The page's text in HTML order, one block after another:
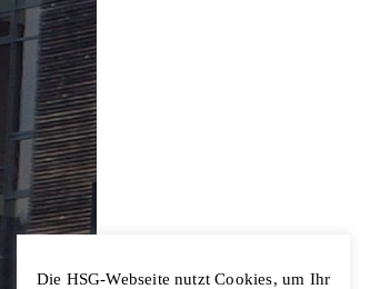
Die HSG-Webseite nutzt Cookies, um Ihr